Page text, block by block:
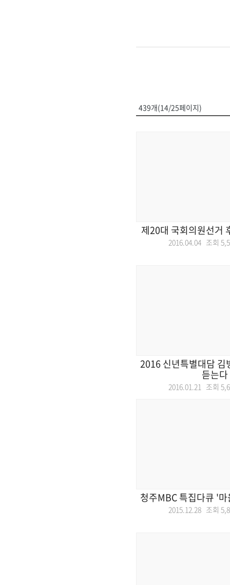
439개(14/25페이지)
제20대 국회의원선거
2016.04.04 조회
2016 신년특별대담 김
듣는다
2016.01.21 조회
청주MBC 특집다큐 '
2015.12.28 조회